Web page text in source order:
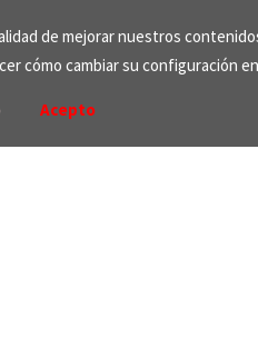
de mejorar nuestros
cómo cambiar su configuración
Acepto